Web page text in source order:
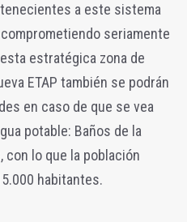
a este sistema
seriamente
estratégica zona de
ETAP también se podrán
en caso de que se vea
potable: Baños de la
con lo que la población
habitantes.